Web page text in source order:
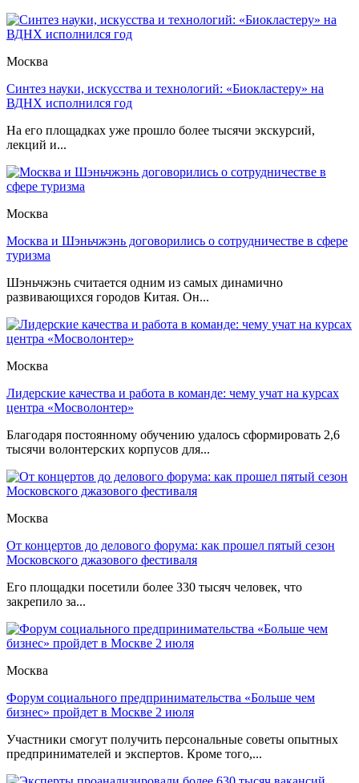
Москва
Синтез науки, искусства и технологий: «Биокластеру» на
ВДНХ исполнился год
На его площадках уже прошло более тысячи экскурсий,
лекций и...
Москва
Москва и Шэньчжэнь договорились о сотрудничестве в сфере
туризма
Шэньчжэнь считается одним из самых динамично
развивающихся городов Китая. Он...
Москва
Лидерские качества и работа в команде: чему учат на курсах
центра «Мосволонтер»
Благодаря постоянному обучению удалось сформировать 2,6
тысячи волонтерских корпусов для...
Москва
От концертов до делового форума: как прошел пятый сезон
Московского джазового фестиваля
Его площадки посетили более 330 тысяч человек, что
закрепило за...
Москва
Форум социального предпринимательства «Больше чем
бизнес» пройдет в Москве 2 июля
Участники смогут получить персональные советы опытных
предпринимателей и экспертов. Кроме того,...